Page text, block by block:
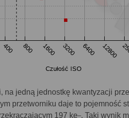
na jedną jednostkę kwantyzacji
przetworniku daje to pojemność
197 ke–. Taki wynik